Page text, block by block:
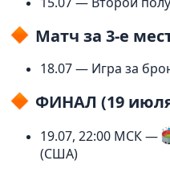
Матч за 3-е
18.07 — Игра за
ФИНАЛ (19
19.07, 22:00 МСК —
(США)